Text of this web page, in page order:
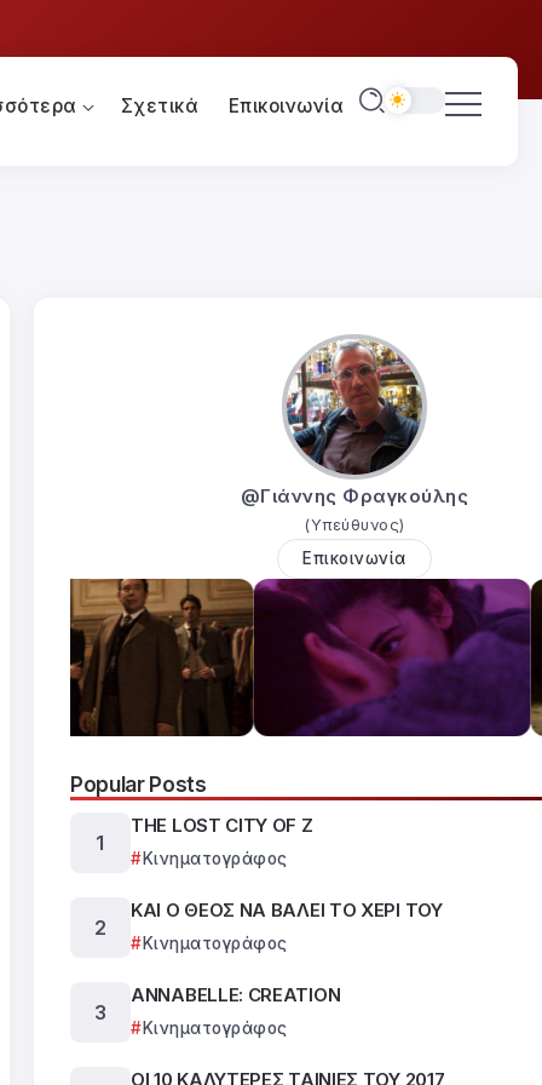
Σχετικά Επικοινωνία
@Γιάννης Φραγκούλης
(Υπεύθυνος)
Επικοινωνία
Popular Posts
THE LOST CITY OF Z
Κινηματογράφος
ΚΑΙ Ο ΘΕΟΣ ΝΑ ΒΑΛΕΙ ΤΟ ΧΕΡΙ ΤΟΥ
Κινηματογράφος
ANNABELLE: CREATION
Κινηματογράφος
ΟΙ 10 ΚΑΛΥΤΕΡΕΣ ΤΑΙΝΙΕΣ ΤΟΥ 2017